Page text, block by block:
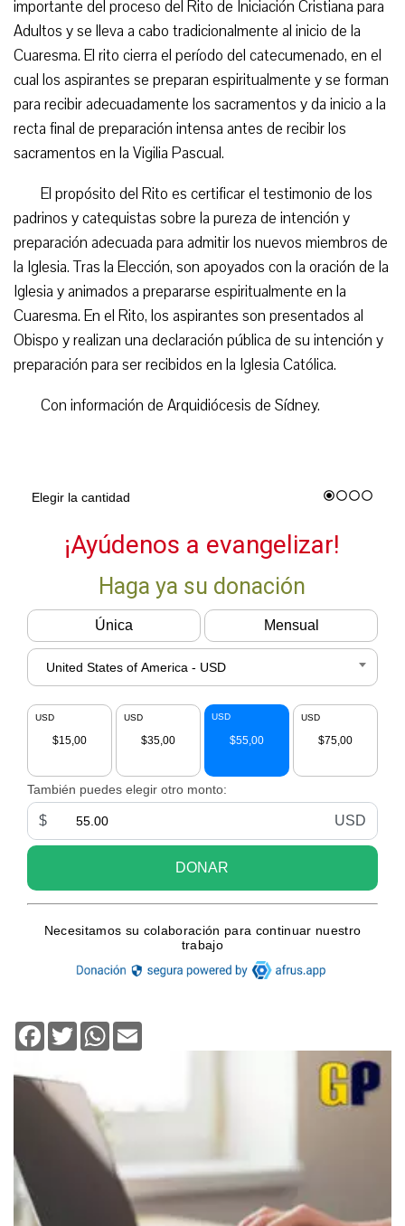
importante del proceso del Rito de Iniciación Cristiana para
Adultos y se lleva a cabo tradicionalmente al inicio de la
Cuaresma. El rito cierra el período del catecumenado, en el
cual los aspirantes se preparan espiritualmente y se forman
para recibir adecuadamente los sacramentos y da inicio a la
recta final de preparación intensa antes de recibir los
sacramentos en la Vigilia Pascual.
El propósito del Rito es certificar el testimonio de los
padrinos y catequistas sobre la pureza de intención y
preparación adecuada para admitir los nuevos miembros de
la Iglesia. Tras la Elección, son apoyados con la oración de la
Iglesia y animados a prepararse espiritualmente en la
Cuaresma. En el Rito, los aspirantes son presentados al
Obispo y realizan una declaración pública de su intención y
preparación para ser recibidos en la Iglesia Católica.
Con información de Arquidiócesis de Sídney.
Facebook
TwitterWhatsApp